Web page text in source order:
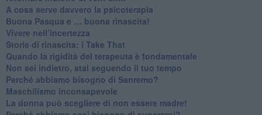
​A cosa serve davvero la psicoterapia
​Buona Pasqua e … buona rinascita!
​Vivere nell’incertezza
​Storie di rinascita: i Take That
​Quando la rigidità del terapeuta è fondamentale
​Non sei indietro, stai seguendo il tuo tempo
​Perché abbiamo bisogno di Sanremo?
​Maschilismo inconsapevole
​La donna può scegliere di non essere madre!